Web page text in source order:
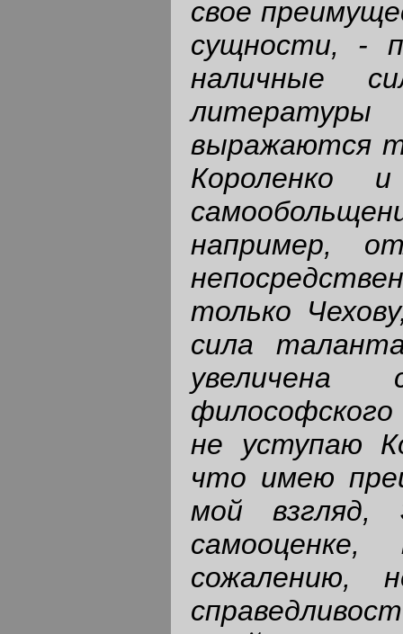
свое
сущности, -
наличные
выражаются
например,
только
сила
увеличена
не уступаю
что имею
мой взгляд,
сожалению,